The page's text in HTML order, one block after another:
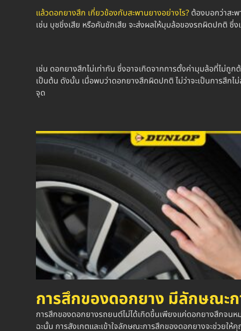
แล้วดอกยางสึก เกี่ยวข้องกับสะพานยางอย่างไร? ต้องบอกว่าสะ
เช่น บุชชิ่งเสีย หรือคันชักเสีย จะส่งผลให้มุมล้อของรถผิดปกติ ซึ่ง
เช่น ดอกยางสึกไม่เท่ากัน ซึ่งอาจเกิดจากการตั้งค่ามุมล้อที่ไม่ถูก
เป็นต้น ดังนั้น เมื่อพบว่าดอกยางสึกผิดปกติ ไม่ว่าจะเป็นการสึกไ
จุด
การสึกของดอกยาง มีลักษณะก
การสึกของดอกยางรถยนต์ไม่ได้เกิดขึ้นเพียงแค่ดอกยางสึกจนห
ฉะนั้น การสังเกตและเข้าใจลักษณะการสึกของดอกยางจะช่วยใ